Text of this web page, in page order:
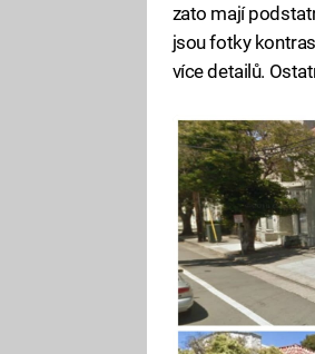
zato mají
jsou fotky
více detailů.